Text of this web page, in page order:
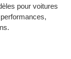
pour voitures